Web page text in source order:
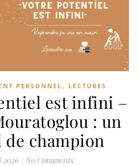
PERSONNEL, LECTURES
est infini –
: un
de champion
2026 / No Comments